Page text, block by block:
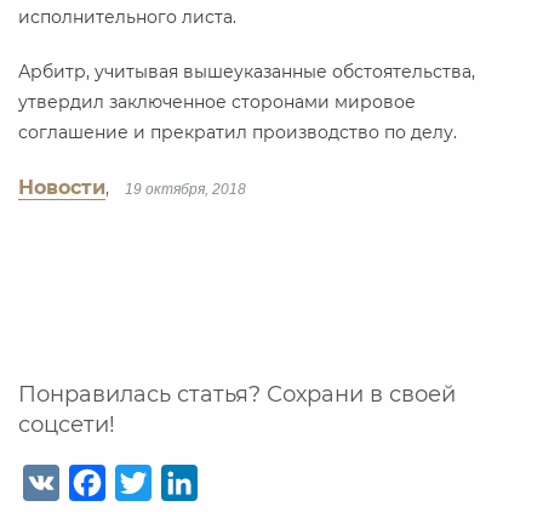
исполнительного листа.
Арбитр, учитывая вышеуказанные обстоятельства,
утвердил заключенное сторонами мировое
соглашение и прекратил производство по делу.
Новости, 19 октября, 2018
Понравилась статья? Сохрани в своей
соцсети!